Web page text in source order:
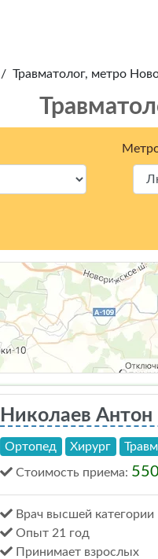
/ Травматолог, метро
Николаев Антон
Ортопед Хирург
Стоимость приема:
Врач высшей категории
Опыт 21 год
Принимает взрослых